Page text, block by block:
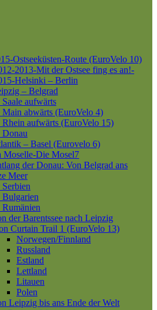
Ostseeküsten-Route (EuroVelo 10)
2013-Mit der Ostsee fing es an!-
Helsinki – Berlin
– Belgrad
Saale aufwärts
Main abwärts (EuroVelo 4)
Rhein aufwärts (EuroVelo 15)
Donau
– Basel (Eurovelo 6)
Moselle-Die Mosel7
der Donau: Von Belgrad ans
Meer
Serbien
Bulgarien
Rumänien
der Barentssee nach Leipzig
Curtain Trail 1 (EuroVelo 13)
Norwegen/Finnland
Russland
Estland
Lettland
Litauen
Polen
Leipzig bis ans Ende der Welt